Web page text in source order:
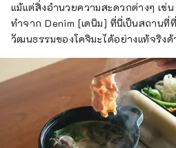
แม้แต่สิ่งอำนวยความสะดวกต่างๆ เช่
ทำจาก Denim [เดนิม] ที่นี่เป็นสถาน
วัฒนธรรมของโคจิมะได้อย่างแท้จริง